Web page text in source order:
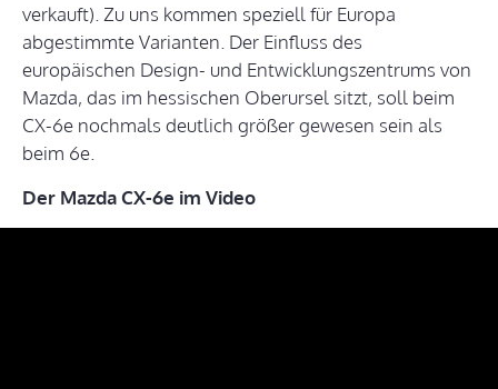
verkauft). Zu uns kommen speziell für Europa
abgestimmte Varianten. Der Einfluss des
europäischen Design- und Entwicklungszentrums von
Mazda, das im hessischen Oberursel sitzt, soll beim
CX-6e nochmals deutlich größer gewesen sein als
beim 6e.
Der Mazda CX-6e im Video